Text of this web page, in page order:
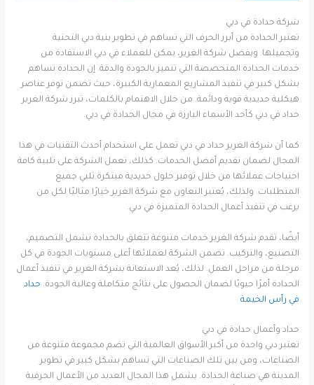
شركة حدادة في دبي
تعتبر الحدادة من أبرز الحرف التي تساهم في تطوير بنية دبي التحتية
وتجميلها. وبفضل شركة الغرير، يمكن للعملاء في دبي الاستفادة من
خدمات الحدادة المتخصصة التي تتميز بالجودة والدقة. إن الحدادة تساهم
بشكل كبير في تنفيذ المشاريع المعمارية الكبيرة، حيث تضمن توفر عناصر
هيكلية حديدية قوية ودائمة. من خلال الاهتمام بالكلمات، تبرز شركة الغرير
حداد في دبي كأحد الأسماء البارزة في مجال الحدادة في دبي.
كما أن شركة الغرير حداد في دبي تعمل على استخدام أحدث التقنيات في هذا
المجال لضمان تقديم أفضل الخدمات. كذلك، تعمل الشركة على تلبية كافة
احتياجات عملائها من خلال توفير حلول حديدية مبتكرة تلبي جميع
المتطلبات. ولذلك، يُعتبر التعاون مع شركة الغرير خيارًا مثاليًا لكل من
يرغب في تنفيذ أعمال الحدادة المتميزة في دبي.
أيضًا، تقدم شركة الغرير خدمات متنوعة تتعلق بالحدادة تشمل التصميم،
التصنيع، والتركيب. تضمن الشركة لعملائها أعلى مستويات الجودة في كل
مرحلة من مراحل العمل. لذلك، يُعد الاستعانة بشركة الغرير في تنفيذ أعمال
الحدادة أمرًا حيويًا لضمان الحصول على نتائج متكاملة وعالية الجودة. حداد
في رأس الخيمة
حداد وأعمال حدادة في دبي
تعتبر دبي واحدة من أكبر الأسواق العالمية التي تضم مجموعة متنوعة من
الصناعات، ومن بين تلك الصناعات التي تساهم بشكل كبير في تطوير
المدينة هي صناعة الحدادة. يشمل هذا المجال العديد من الأعمال الحرفية